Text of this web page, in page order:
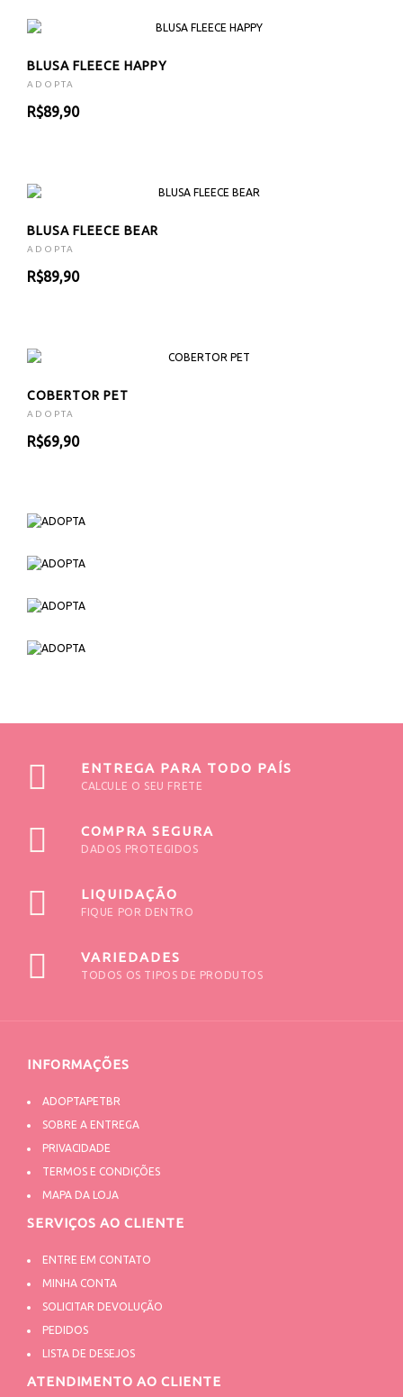
BLUSA FLEECE HAPPY
ADOPTA
R$89,90
BLUSA FLEECE BEAR
ADOPTA
R$89,90
COBERTOR PET
ADOPTA
R$69,90
ENTREGA PARA TODO PAÍS
CALCULE O SEU FRETE
COMPRA SEGURA
DADOS PROTEGIDOS
LIQUIDAÇÃO
FIQUE POR DENTRO
VARIEDADES
TODOS OS TIPOS DE PRODUTOS
INFORMAÇÕES
ADOPTAPETBR
SOBRE A ENTREGA
PRIVACIDADE
TERMOS E CONDIÇÕES
MAPA DA LOJA
SERVIÇOS AO CLIENTE
ENTRE EM CONTATO
MINHA CONTA
SOLICITAR DEVOLUÇÃO
PEDIDOS
LISTA DE DESEJOS
ATENDIMENTO AO CLIENTE